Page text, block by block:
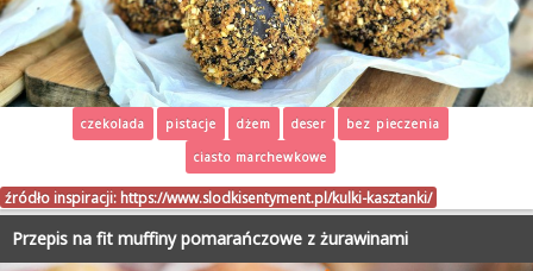
czekolada pistacje dżem deser
bez pieczenia
ciasto marchewkowe
źródło inspiracji: https://www.slodkisentyment.pl/kulki-kasztanki/
Przepis na fit muffiny pomarańczowe z żurawinami